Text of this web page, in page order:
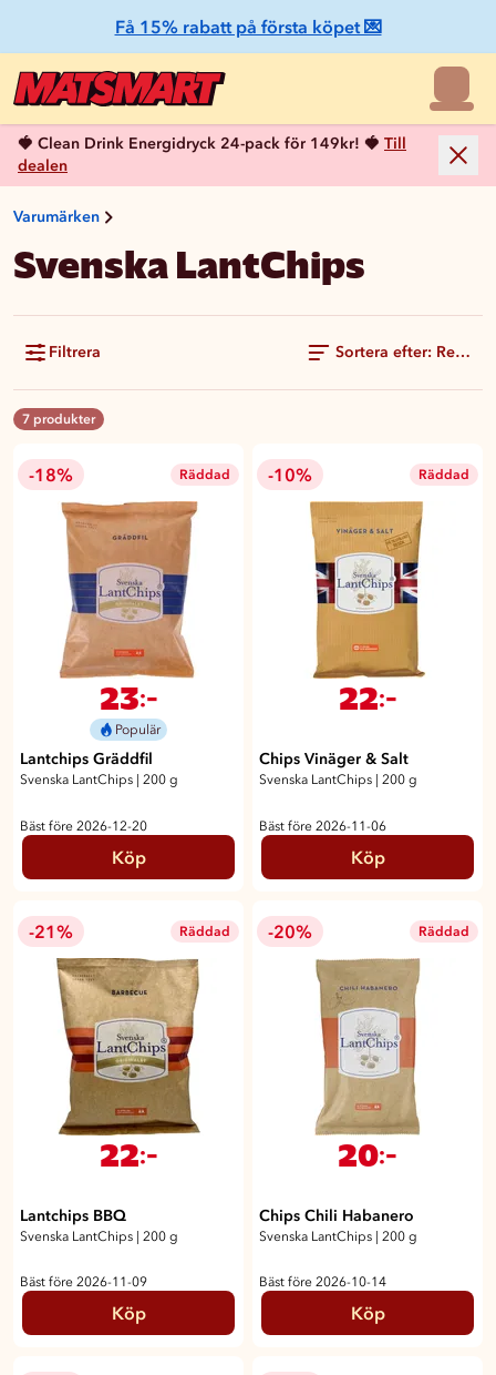
Få 15% rabatt på första köpet 💌
🍓 Clean Drink Energidryck 24-pack för 149kr! 🍓 Till
dealen
Varumärken
Svenska LantChips
Filtrera Sortera efter:
7 produkter
-18% Räddad
23:-
Populär
Lantchips Gräddfil
Svenska LantChips 200 g
Bäst före 2026-12-20
Köp
-10% Räddad
22:-
Chips Vinäger & Salt
Svenska LantChips 200 g
Bäst före 2026-11-06
Köp
-21% Räddad
22:-
Lantchips BBQ
Svenska LantChips | 200 g
Bäst före 2026-11-09
Köp
-20% Räddad
20:-
Chips Chili Habanero
Svenska LantChips | 200 g
Bäst före 2026-10-14
Köp